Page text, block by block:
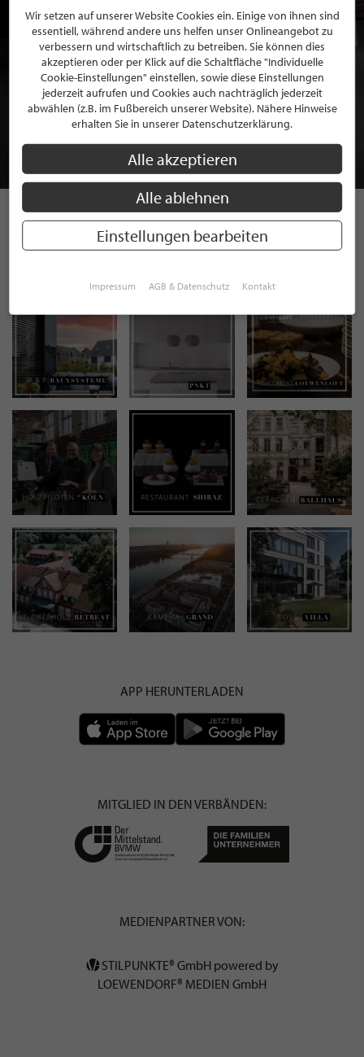
BEWERBEN SIE SICH FÜR EINE GRATIS
MITGLIEDSCHAFT BEI STILPUNKTE®
JETZT GRATIS BEWERBEN
STILPUNKTE AUF
APP HERUNTERLADEN
MITGLIED IN DEN VERBÄNDEN:
MEDIENPARTNER VON:
STILPUNKTE® GmbH powered by
LOEWENDORF® MEDIEN GmbH
Wir setzen auf unserer Website Cookies ein. Einige von ihnen sind
essentiell, während andere uns helfen unser Onlineangebot zu
verbessern und wirtschaftlich zu betreiben. Sie können dies
akzeptieren oder per Klick auf die Schaltfläche "Individuelle
Cookie-Einstellungen" einstellen, sowie diese Einstellungen
jederzeit aufrufen und Cookies auch nachträglich jederzeit
abwählen (z.B. im Fußbereich unserer Website). Nähere Hinweise
erhalten Sie in unserer Datenschutzerklärung.
Alle akzeptieren
Alle ablehnen
Einstellungen bearbeiten
Impressum AGB & Datenschutz Kontakt